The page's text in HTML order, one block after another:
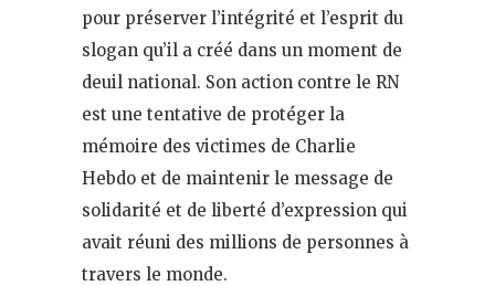
pour préserver l’intégrité et l’esprit du
slogan qu’il a créé dans un moment de
deuil national. Son action contre le RN
est une tentative de protéger la
mémoire des victimes de Charlie
Hebdo et de maintenir le message de
solidarité et de liberté d’expression qui
avait réuni des millions de personnes à
travers le monde.